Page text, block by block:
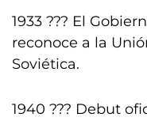
1933 ??? El
reconoce a la
Soviética.
1940 ??? Debut